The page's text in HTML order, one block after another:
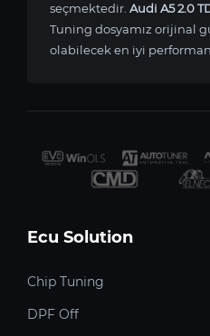
seçmektedir. Audi A5 2.0
Tuning dosyamız orijinal
olabilecek en iyi
Ecu Solution
Chip Tuning
DPF Off